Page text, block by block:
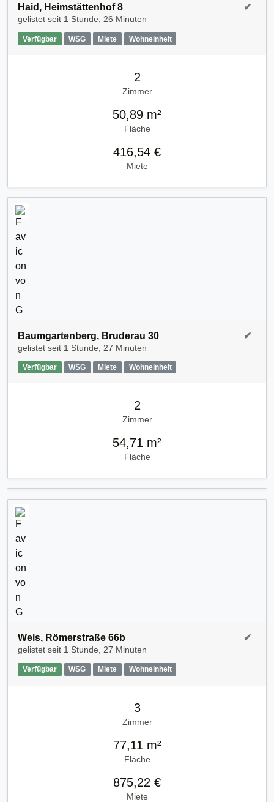
Haid, Heimstättenhof 8
gelistet seit 1 Stunde, 26 Minuten
Verfügbar WSG Miete Wohneinheit
✔
2
Zimmer
50,89 m²
Fläche
416,54 €
Miete
Baumgartenberg, Bruderau 30
gelistet seit 1 Stunde, 27 Minuten
Verfügbar WSG Miete Wohneinheit
✔
2
Zimmer
54,71 m²
Fläche
Wels, Römerstraße 66b
gelistet seit 1 Stunde, 27 Minuten
Verfügbar WSG Miete Wohneinheit
✔
3
Zimmer
77,11 m²
Fläche
875,22 €
Miete